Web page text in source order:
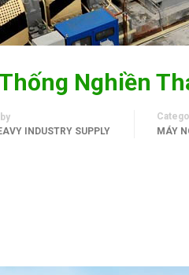
Nghiền
INDUSTRY SUPPLY
MÁY